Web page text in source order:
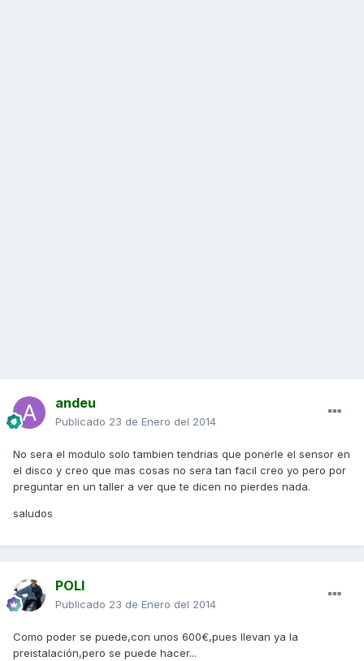
andeu
Publicado 23 de Enero del 2014
No sera el modulo solo tambien tendrias que ponerle el sensor en
el disco y creo que mas cosas no sera tan facil creo yo pero por
preguntar en un taller a ver que te dicen no pierdes nada.
saludos
POLI
Publicado 23 de Enero del 2014
Como poder se puede,con unos 600€,pues llevan ya la
preistalación,pero se puede hacer...